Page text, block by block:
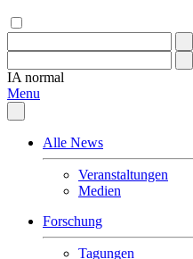
IA normal
Menu
Alle News
Veranstaltungen
Medien
Forschung
Tagungen